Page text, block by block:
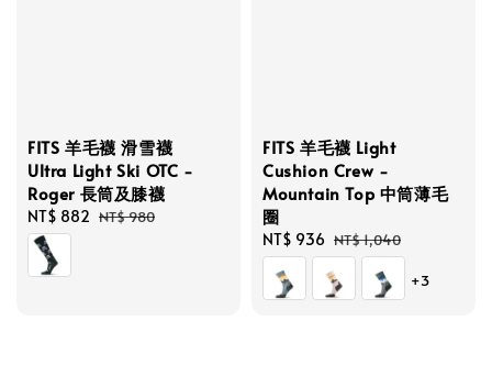
FITS 羊毛襪 滑雪襪
Ultra Light Ski OTC -
Roger 長筒及膝襪
Sale
price
NT$ 882 Regular
NT$ 980
FITS 羊毛襪 Light
Cushion Crew -
Mountain Top 中筒薄毛
圈
Sale
price
NT$ 936 Regular
price
NT$ 1,040
+3